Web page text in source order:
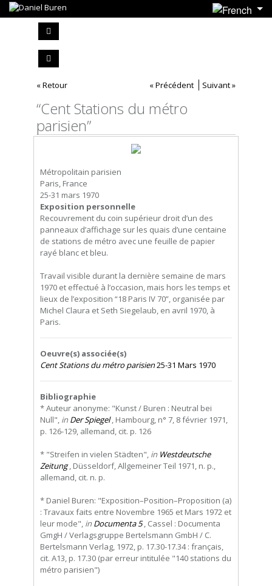
« Retour « Précédent Suivant »
“Cent Stations du métro
parisien”
Métropolitain parisien
Paris, France
25-31 mars 1970
Exposition personnelle
Recouvrement du coin supérieur droit d’un des
panneaux d’affichage sur les quais d’une centaine
de stations de métro avec une feuille de papier
rayé blanc et bleu.
Travail visible durant la dernière semaine de mars
1970 et effectué à l’occasion, mais hors les temps et
lieux de l’exposition “18 Paris IV 70”, organisée par
Michel Claura et Seth Siegelaub, en avril 1970, à
Paris.
Oeuvre(s) associée(s)
Cent Stations du métro parisien25-31 Mars 1970
Bibliographie
* Auteur anonyme: "Kunst / Buren : Neutral bei
Null", in Der Spiegel, Hambourg, n° 7, 8 février 1971,
p. 126-129, allemand, cit. p. 126
* "Streifen in vielen Städten", in Westdeutsche
Zeitung, Düsseldorf, Allgemeiner Teil 1971, n. p.,
allemand, cit. n. p.
* Daniel Buren: "Exposition–Position–Proposition (a)
: Travaux faits entre Novembre 1965 et Mars 1972 et
leur mode", in Documenta 5, Cassel : Documenta
GmgH / Verlagsgruppe Bertelsmann GmbH / C.
Bertelsmann Verlag, 1972, p. 17.30-17.34 : français,
cit. A13, p. 17.30 (par erreur intitulée "140 stations du
métro parisien")